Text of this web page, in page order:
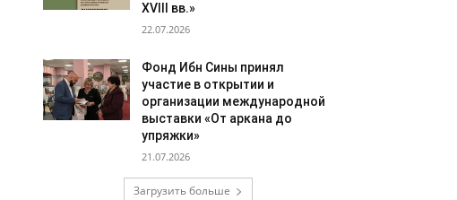
XVIII вв.»
22.07.2026
Фонд Ибн Сины принял
участие в открытии и
организации международной
выставки «От аркана до
упряжки»
21.07.2026
Загрузить больше